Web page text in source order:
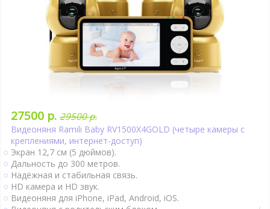
27500 р. 29500 р.
Видеоняня Ramili Baby RV1500X4GOLD (четыре камеры с
креплениями, интернет-доступ)
Экран 12,7 см (5 дюймов).
Дальность до 300 метров.
Надёжная и стабильная связь.
HD камера и HD звук.
Видеоняня для iPhone, iPad, Android, iOS.